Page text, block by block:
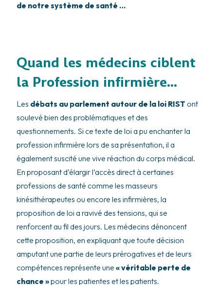
de notre système de santé …
Quand les médecins ciblent
la Profession infirmière…
Les débats au parlement autour de la loi RIST ont
soulevé bien des problématiques et des
questionnements. Si ce texte de loi a pu enchanter la
profession infirmière lors de sa présentation, il a
également suscité une vive réaction du corps médical.
En proposant d’élargir l’accès direct à certaines
professions de santé comme les masseurs
kinésithérapeutes ou encore les infirmières, la
proposition de loi a ravivé des tensions, qui se
renforcent au fil des jours. Les médecins dénoncent
cette proposition, en expliquant que toute décision
amputant une partie de leurs prérogatives et de leurs
compétences représente une « véritable perte de
chance »pour les patientes et les patients.